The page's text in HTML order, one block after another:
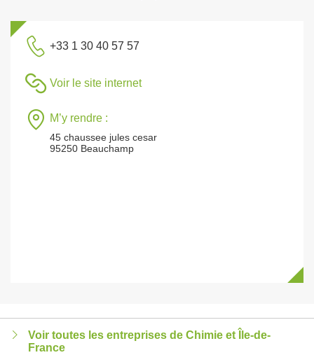
+33 1 30 40 57 57
Voir le site internet
M’y rendre :
45 chaussee jules cesar
95250 Beauchamp
Voir toutes les entreprises de Chimie et Île-de-
France